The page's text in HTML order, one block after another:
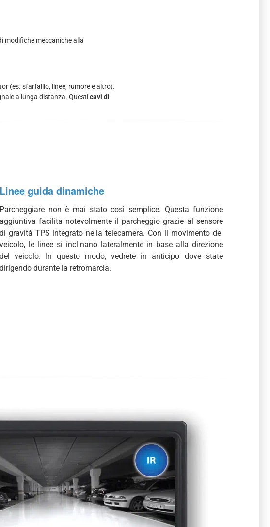
modifiche meccaniche alla
(es. sfarfallio, linee, rumore e altro).
a lunga distanza. Questicavi di
Linee guida dinamiche
Parcheggiare non è mai stato così semplice. Questa funzione
aggiuntiva facilita notevolmente il parcheggio grazie al sensore
di gravità TPS integrato nella telecamera. Con il movimento del
veicolo, le linee si inclinano lateralmente in base alla direzione
del veicolo. In questo modo, vedrete in anticipo dove state
dirigendo durante la retromarcia.